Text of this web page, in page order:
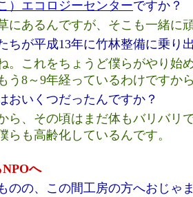
）エコロジーセンターですか？
にあるんですが、そこも一緒に
ちが平成13年に竹林整備に乗り
。これをちょうど僕らがやり始
う8～9年経っているわけですか
おいくつだったんですか？
ら、その頃はまだ体もバリバリ
らも高齢化しているんです。
へ
のの、この間工房の方へおじゃ